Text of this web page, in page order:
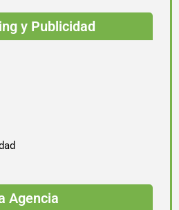
y Publicidad
Agencia